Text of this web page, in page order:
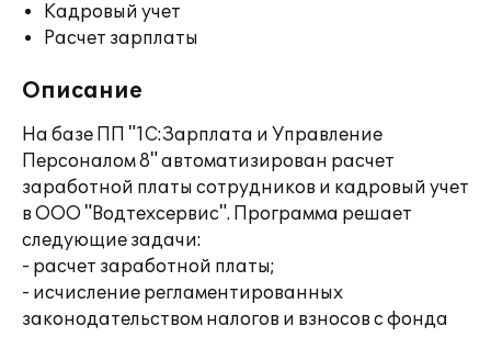
Кадровый учет
Расчет зарплаты
Описание
На базе ПП "1С:Зарплата и Управление
Персоналом 8" автоматизирован расчет
заработной платы сотрудников и кадровый учет
в ООО "Водтехсервис". Программа решает
следующие задачи:
- расчет заработной платы;
- исчисление регламентированных
законодательством налогов и взносов с фонда